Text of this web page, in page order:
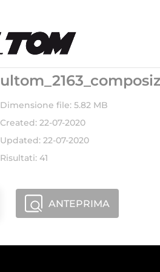
Dimensione file: 5.82 MB
Created: 22-07-2020
Updated: 22-07-2020
Risultati: 41
ANTEPRIMA